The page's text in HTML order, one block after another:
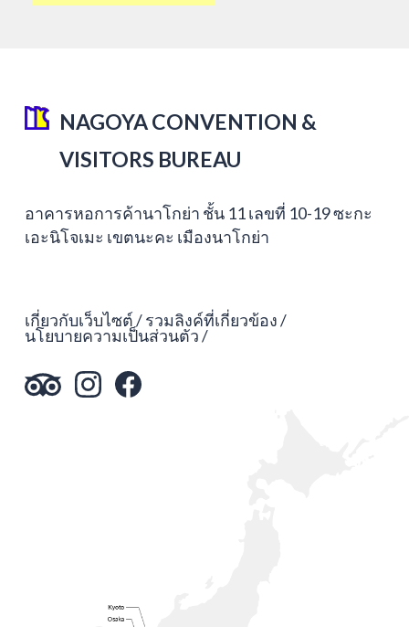
NAGOYA CONVENTION &
VISITORS BUREAU
อาคารหอการค้านาโกย่า ชั้น 11 เลขที่ 10-19 ซะกะ
เอะนิโจเมะ เขตนะคะ เมืองนาโกย่า
เกี่ยวกับเว็บไซต์ รวมลิงค์ที่เกี่ยวข้อง
นโยบายความเป็นส่วนตัว